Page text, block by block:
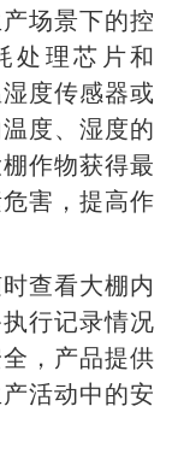
场景下的控
处理芯片和
度传感器或
度、湿度的
作物获得最
害，提高作
查看大棚内
行记录情况
，产品提供
活动中的安